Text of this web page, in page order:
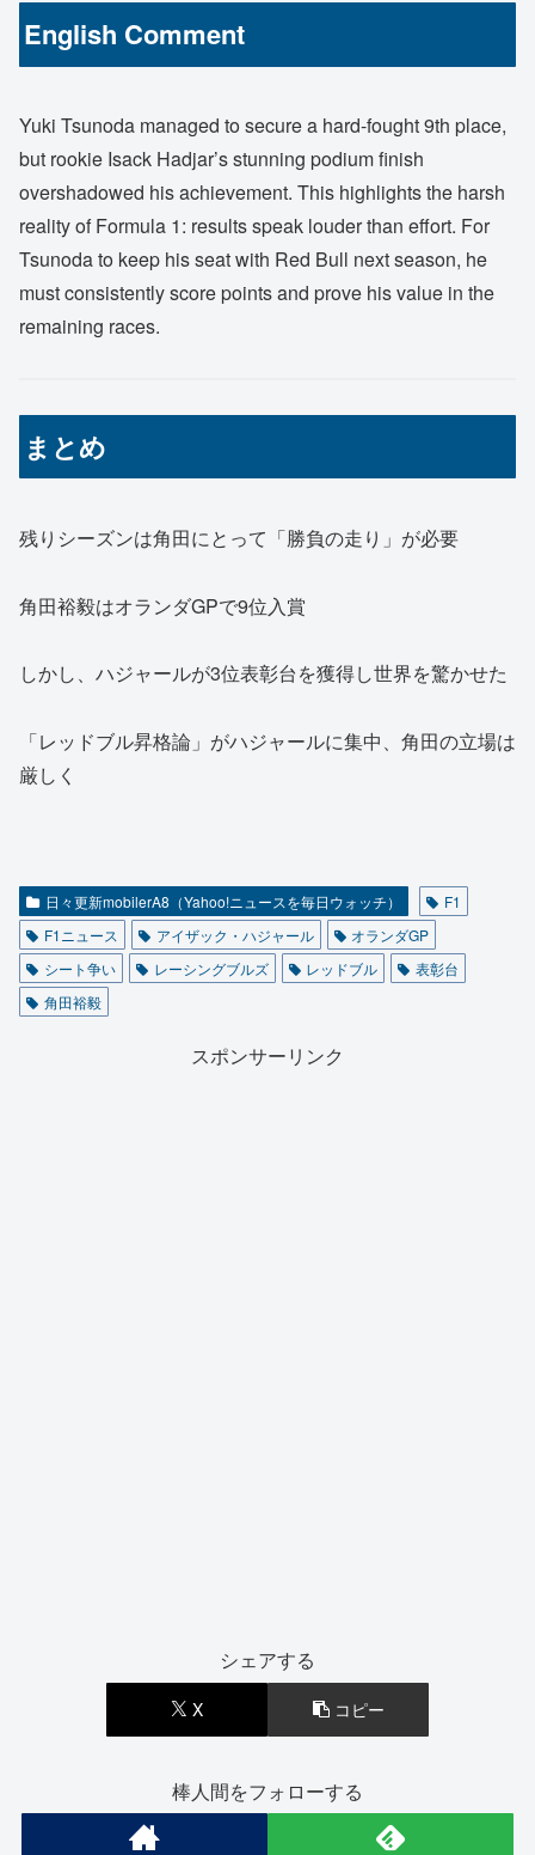
English Comment
Yuki Tsunoda managed to secure a hard-fought 9th place,
but rookie Isack Hadjar’s stunning podium finish
overshadowed his achievement. This highlights the harsh
reality of Formula 1: results speak louder than effort. For
Tsunoda to keep his seat with Red Bull next season, he
must consistently score points and prove his value in the
remaining races.
まとめ
残りシーズンは角田にとって「勝負の走り」が必要
角田裕毅はオランダGPで9位入賞
しかし、ハジャールが3位表彰台を獲得し世界を驚かせた
「レッドブル昇格論」がハジャールに集中、角田の立場は
厳しく
日々更新mobilerA8（Yahoo!ニュースを毎日ウォッチ）
F1
F1ニュース
アイザック・ハジャール
オランダGP
シート争い
レーシングブルズ レッドブル
表彰台
角田裕毅
スポンサーリンク
シェアする
X コピー
棒人間をフォローする